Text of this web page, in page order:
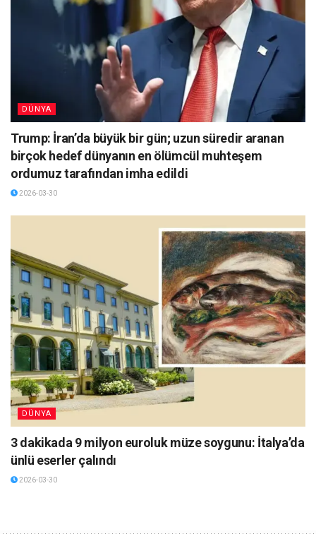
DÜNYA
Trump: İran’da büyük bir gün; uzun süredir aranan
birçok hedef dünyanın en ölümcül muhteşem
ordumuz tarafından imha edildi
2026-03-30
DÜNYA
3 dakikada 9 milyon euroluk müze soygunu: İtalya’da
ünlü eserler çalındı
2026-03-30